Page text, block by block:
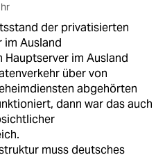
der privatisierten
im Ausland
Hauptserver im Ausland
über von
abgehörten
dann war das auch
muss deutsches